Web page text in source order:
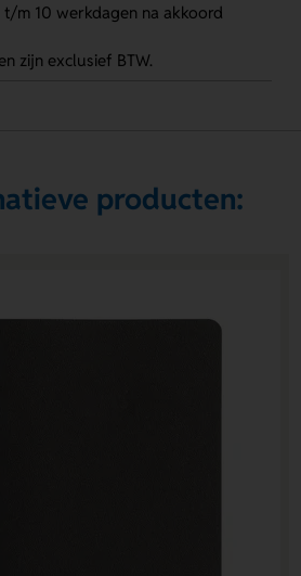
t/m 10 werkdagen na akkoord
zijn exclusief BTW.
producten: